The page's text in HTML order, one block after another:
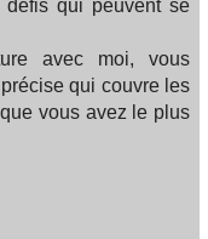
qui peuvent se
avec moi, vous
qui couvre les
vous avez le plus